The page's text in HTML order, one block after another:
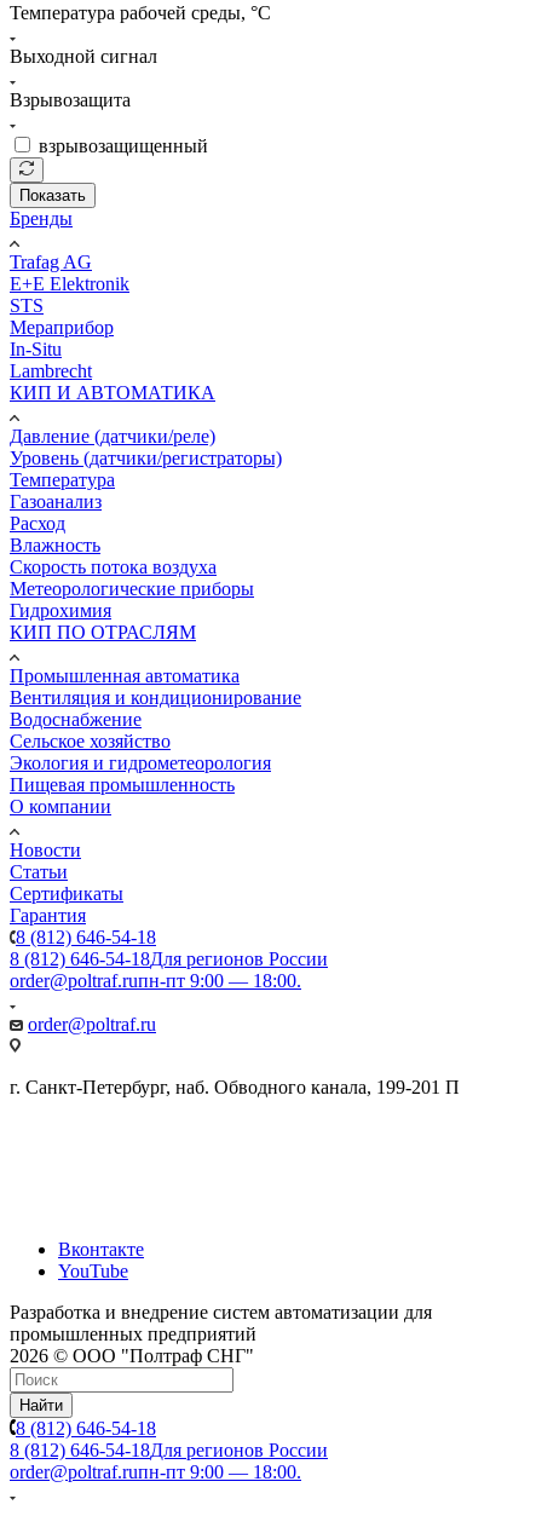
Температура рабочей среды, °С
Выходной сигнал
Взрывозащита
взрывозащищенный
Показать
Бренды
Trafag AG
E+E Elektronik
STS
Мераприбор
In-Situ
Lambrecht
КИП И АВТОМАТИКА
Давление (датчики/реле)
Уровень (датчики/регистраторы)
Температура
Газоанализ
Расход
Влажность
Скорость потока воздуха
Метеорологические приборы
Гидрохимия
КИП ПО ОТРАСЛЯМ
Промышленная автоматика
Вентиляция и кондиционирование
Водоснабжение
Сельское хозяйство
Экология и гидрометеорология
Пищевая промышленность
О компании
Новости
Статьи
Сертификаты
Гарантия
8 (812) 646-54-18
8 (812) 646-54-18Для регионов России
order@poltraf.ruпн-пт 9:00 — 18:00.
order@poltraf.ru
г. Санкт-Петербург, наб. Обводного канала, 199-201 П
Вконтакте
YouTube
Разработка и внедрение систем автоматизации для
промышленных предприятий
2026 © ООО "Полтраф СНГ"
Найти
8 (812) 646-54-18
8 (812) 646-54-18Для регионов России
order@poltraf.ruпн-пт 9:00 — 18:00.